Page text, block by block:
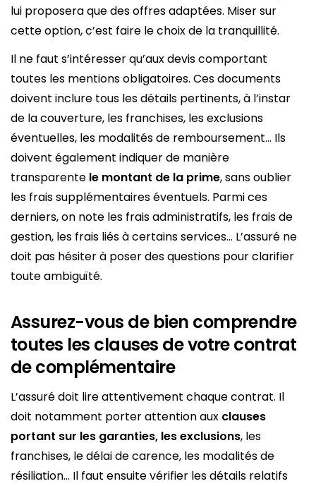
lui proposera que des offres adaptées. Miser sur
cette option, c’est faire le choix de la tranquillité.
Il ne faut s’intéresser qu’aux devis comportant
toutes les mentions obligatoires. Ces documents
doivent inclure tous les détails pertinents, à l’instar
de la couverture, les franchises, les exclusions
éventuelles, les modalités de remboursement… Ils
doivent également indiquer de manière
transparente le montant de la prime, sans oublier
les frais supplémentaires éventuels. Parmi ces
derniers, on note les frais administratifs, les frais de
gestion, les frais liés à certains services… L’assuré ne
doit pas hésiter à poser des questions pour clarifier
toute ambiguïté.
Assurez-vous de bien comprendre
toutes les clauses de votre contrat
de complémentaire
L’assuré doit lire attentivement chaque contrat. Il
doit notamment porter attention aux clauses
portant sur les garanties, les exclusions, les
franchises, le délai de carence, les modalités de
résiliation… Il faut ensuite vérifier les détails relatifs